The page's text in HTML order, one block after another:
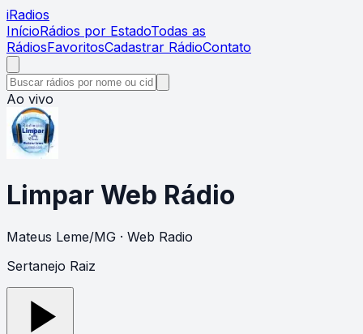
iRadios
InícioRádios por EstadoTodas as
RádiosFavoritosCadastrar RádioContato
Ao vivo
Limpar Web Rádio
Mateus Leme/MG · Web Radio
Sertanejo Raiz